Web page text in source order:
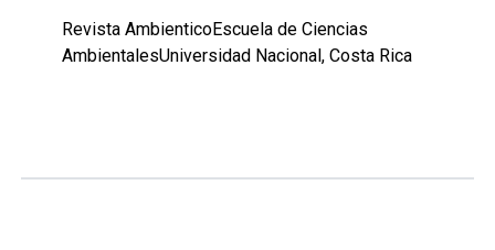
Revista AmbienticoEscuela de Ciencias
AmbientalesUniversidad Nacional, Costa Rica